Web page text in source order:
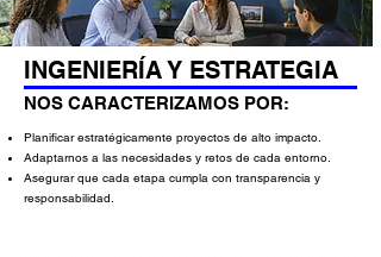
INGENIERÍA Y ESTRATEGIA
NOS CARACTERIZAMOS POR:
Planificar estratégicamente proyectos de alto impacto.
Adaptarnos a las necesidades y retos de cada entorno.
Asegurar que cada etapa cumpla con transparencia y
responsabilidad.